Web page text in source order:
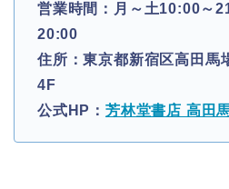
営業時間：月～土10:00～
20:00
住所：東京都新宿区高田馬
4F
公式HP： 芳林堂書店 高田